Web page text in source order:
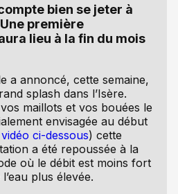
bien se jeter à
première
lieu à la fin du mois
a annoncé, cette semaine,
splash dans l’Isère.
maillots et vos bouées le
envisagée au début
ci-dessous) cette
a été repoussée à la
où le débit est moins fort
plus élevée.